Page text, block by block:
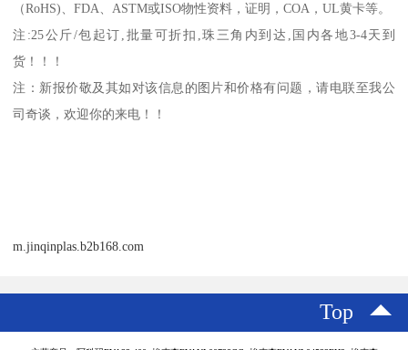
（RoHS) 、FDA ASTM或ISO物性资料，证明，COA ，UL黄卡等。
注 :25公斤/包起订 批量可折扣 珠三角内到达 国内各地3-4天到
货！！！
注：新报价敬及其如对该信息的图片和价格有问题，请电联至我公
司奇谈，欢迎你的来电！！
m.jinqinplas.b2b168.com
Top